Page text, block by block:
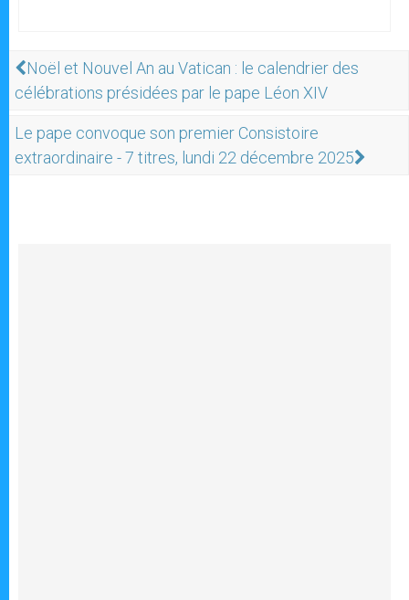
Noël et Nouvel An au Vatican : le calendrier des
célébrations présidées par le pape Léon XIV
Le pape convoque son premier Consistoire
extraordinaire - 7 titres, lundi 22 décembre 2025